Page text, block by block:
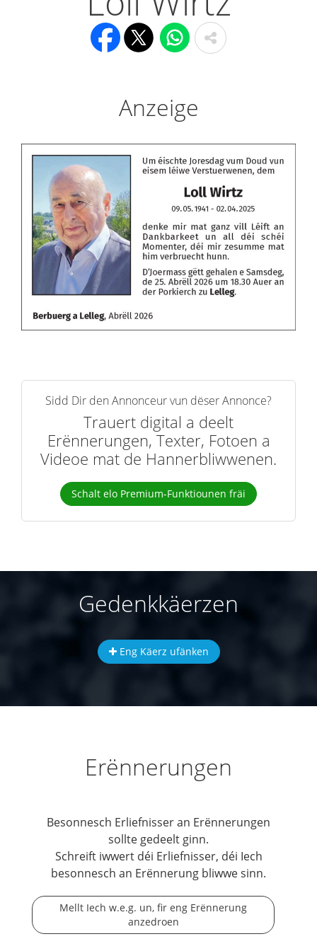
Anzeige
Sidd Dir den Annonceur vun dëser Annonce?
Trauert digital a deelt
Erënnerungen, Texter, Fotoen a
Videoe mat de Hannerbliwwenen.
Schalt elo Premium-Funktiounen fräi
Gedenkkäerzen
Eng Käerz ufänken
Erënnerungen
Besonnesch Erliefnisser an Erënnerungen
sollte gedeelt ginn.
Schreift iwwert déi Erliefnisser, déi Iech
besonnesch an Erënnerung bliwwe sinn.
Mellt Iech w.e.g. un, fir eng Erënnerung
anzedroen